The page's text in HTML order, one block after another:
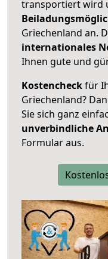
transportiert wird
Griechenland an.
internationales
Ihnen gute und
Kostencheckfür
Griechenland?
Sie sich ganz
unverbindliche
Formular aus.